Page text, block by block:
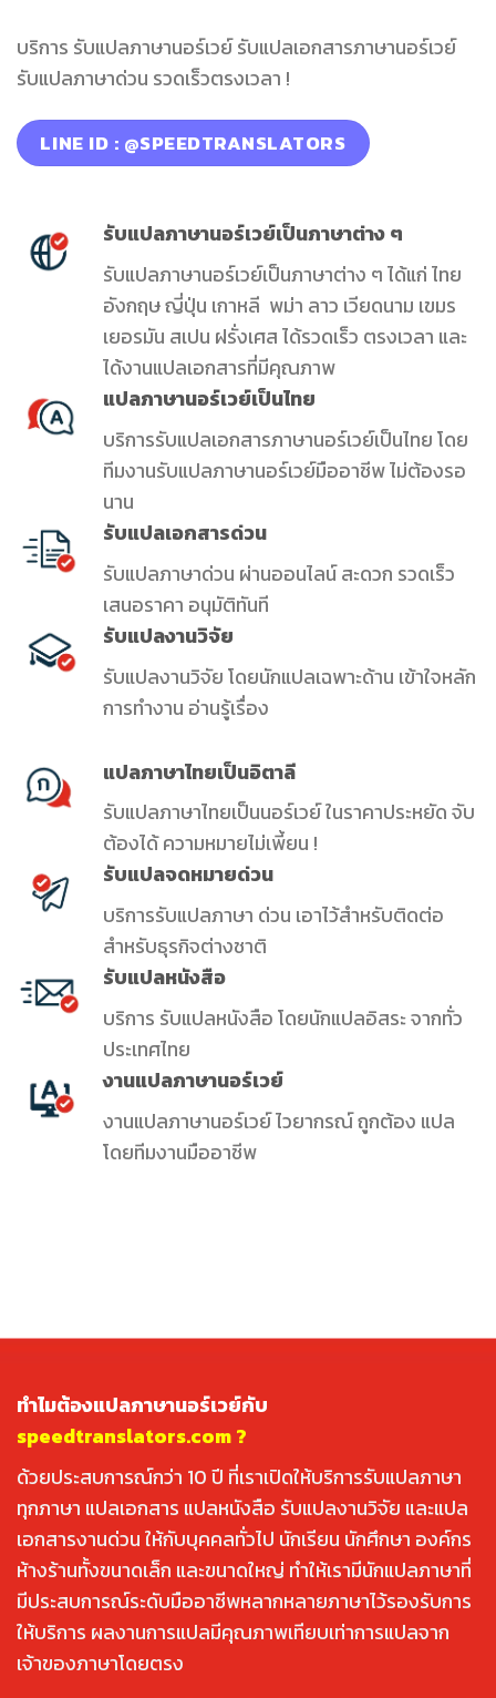
บริการ รับแปลภาษานอร์เวย์ รับแปลเอกสารภาษานอร์เวย์
รับแปลภาษาด่วน รวดเร็วตรงเวลา !
LINE ID : @SPEEDTRANSLATORS
รับแปลภาษานอร์เวย์เป็นภาษาต่าง ๆ
รับแปลภาษานอร์เวย์เป็นภาษาต่าง ๆ ได้แก่ ไทย
อังกฤษ ญี่ปุ่น เกาหลี พม่า ลาว เวียดนาม เขมร
เยอรมัน สเปน ฝรั่งเศส ได้รวดเร็ว ตรงเวลา และ
ได้งานแปลเอกสารที่มีคุณภาพ
แปลภาษานอร์เวย์เป็นไทย
บริการรับแปลเอกสารภาษานอร์เวย์เป็นไทย โดย
ทีมงานรับแปลภาษานอร์เวย์มืออาชีพ ไม่ต้องรอ
นาน
รับแปลเอกสารด่วน
รับแปลภาษาด่วน ผ่านออนไลน์ สะดวก รวดเร็ว
เสนอราคา อนุมัติทันที
รับแปลงานวิจัย
รับแปลงานวิจัย โดยนักแปลเฉพาะด้าน เข้าใจหลัก
การทำงาน อ่านรู้เรื่อง
แปลภาษาไทยเป็นอิตาลี
รับแปลภาษาไทยเป็นนอร์เวย์ ในราคาประหยัด จับ
ต้องได้ ความหมายไม่เพี้ยน !
รับแปลจดหมายด่วน
บริการรับแปลภาษา ด่วน เอาไว้สำหรับติดต่อ
สำหรับธุรกิจต่างชาติ
รับแปลหนังสือ
บริการ รับแปลหนังสือ โดยนักแปลอิสระ จากทั่ว
ประเทศไทย
งานแปลภาษานอร์เวย์
งานแปลภาษานอร์เวย์ ไวยากรณ์ ถูกต้อง แปล
โดยทีมงานมืออาชีพ
ทำไมต้องแปลภาษานอร์เวย์กับ
speedtranslators.com ?
ด้วยประสบการณ์กว่า 10 ปี ที่เราเปิดให้บริการรับแปลภาษา
ทุกภาษา แปลเอกสาร แปลหนังสือ รับแปลงานวิจัย และแปล
เอกสารงานด่วน ให้กับบุคคลทั่วไป นักเรียน นักศึกษา องค์กร
ห้างร้านทั้งขนาดเล็ก และขนาดใหญ่ ทำให้เรามีนักแปลภาษาที่
มีประสบการณ์ระดับมืออาชีพหลากหลายภาษาไว้รองรับการ
ให้บริการ ผลงานการแปลมีคุณภาพเทียบเท่าการแปลจาก
เจ้าของภาษาโดยตรง